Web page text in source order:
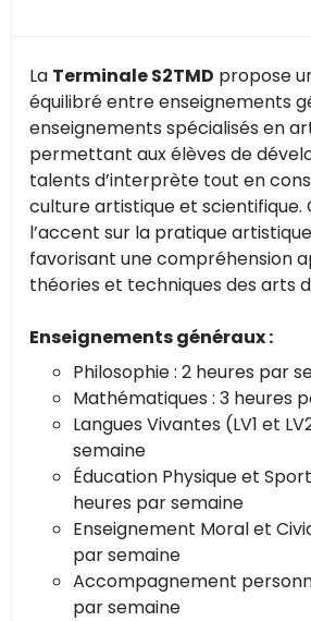
La Terminale S2TMD propose
équilibré entre enseignements
enseignements spécialisés en
permettant aux élèves de
talents d’interprète tout en
culture artistique et scientifique.
l’accent sur la pratique
favorisant une compréhension
théories et techniques des arts
Enseignements généraux :
Philosophie : 2 heures par
Mathématiques : 3 heures
Langues Vivantes (LV1 et
semaine
Éducation Physique et
heures par semaine
Enseignement Moral et
par semaine
Accompagnement
par semaine